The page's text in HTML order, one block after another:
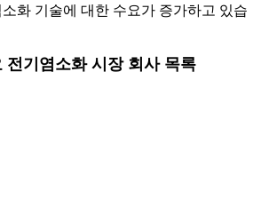
화 기술에 대한 수요가 증가하고 있습
전기염소화 시장 회사 목록